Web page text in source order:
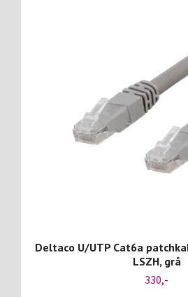
Deltaco U/UTP Cat6a
LSZH, grå
330,-